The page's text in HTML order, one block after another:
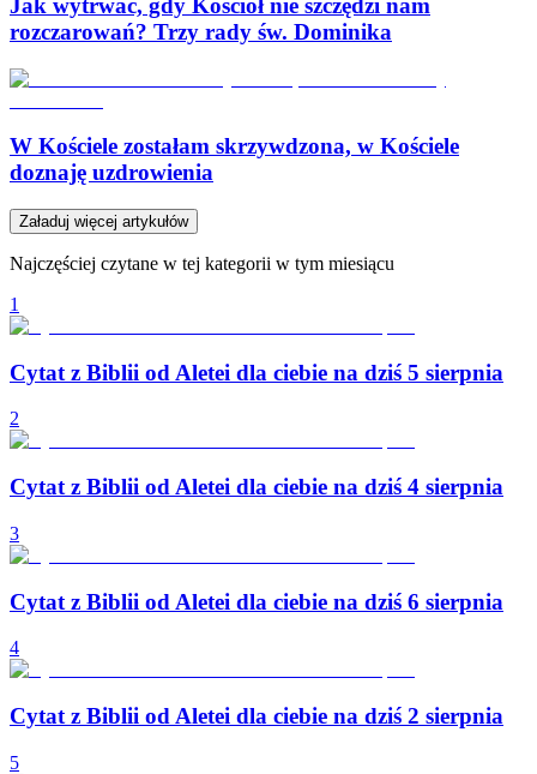
Jak wytrwać, gdy Kościół nie szczędzi nam
rozczarowań? Trzy rady św. Dominika
W Kościele zostałam skrzywdzona, w Kościele
doznaję uzdrowienia
Załaduj więcej artykułów
Najczęściej czytane w tej kategorii w tym miesiącu
1
Cytat z Biblii od Aletei dla ciebie na dziś 5 sierpnia
2
Cytat z Biblii od Aletei dla ciebie na dziś 4 sierpnia
3
Cytat z Biblii od Aletei dla ciebie na dziś 6 sierpnia
4
Cytat z Biblii od Aletei dla ciebie na dziś 2 sierpnia
5